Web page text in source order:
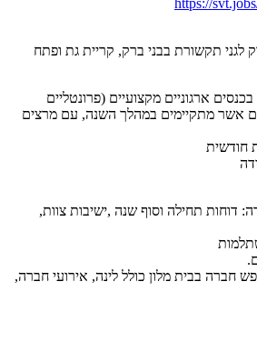
לגני תקשורת בבני ברק, קריית גת ופתח
ארגוניים מקצועיים (פרונטליים
אשר מתקיימים במהלך השנה, עם מרצים
חודשית
דוחות תחילה וסוף שנה ,ישיבות צוות,
חברה בבית מלון כולל לינה, אירועי חברה,